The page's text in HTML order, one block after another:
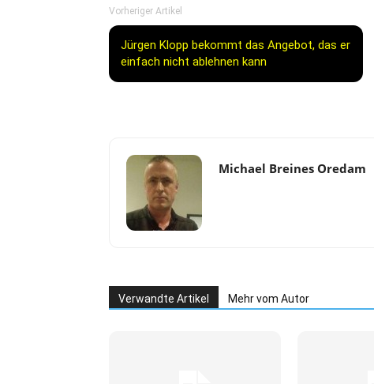
Vorheriger Artikel
Jürgen Klopp bekommt das Angebot, das er
einfach nicht ablehnen kann
Michael Breines Oredam
Verwandte Artikel Mehr vom Autor